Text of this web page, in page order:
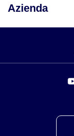
Azienda